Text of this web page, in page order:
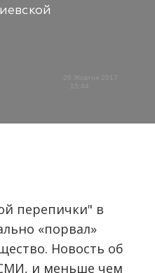
26 Жовтня 2017
перепички" в
«порвал»
Новость об
и меньше чем